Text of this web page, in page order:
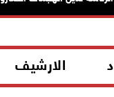
الارشيف